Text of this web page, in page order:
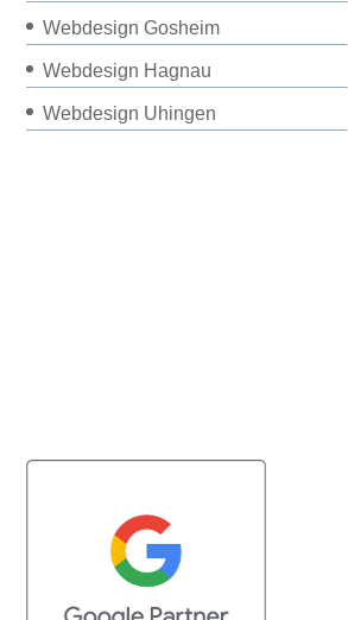
Webdesign Gosheim
Webdesign Hagnau
Webdesign Uhingen